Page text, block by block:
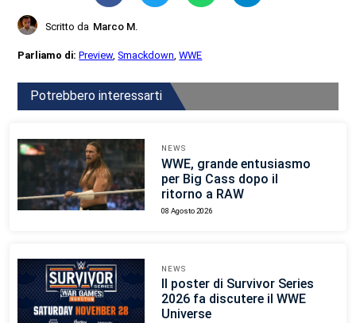
Scritto da Marco M.
Parliamo di:Preview,Smackdown,WWE
Potrebbero interessarti
NEWS
WWE, grande entusiasmo
per Big Cass dopo il
ritorno a RAW
08 Agosto 2026
NEWS
Il poster di Survivor Series
2026 fa discutere il WWE
Universe